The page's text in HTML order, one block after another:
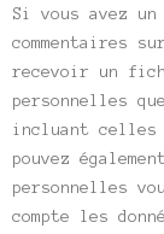
Si vous avez
commentaires
recevoir un
personnelles
incluant celles
pouvez
personnelles
compte les